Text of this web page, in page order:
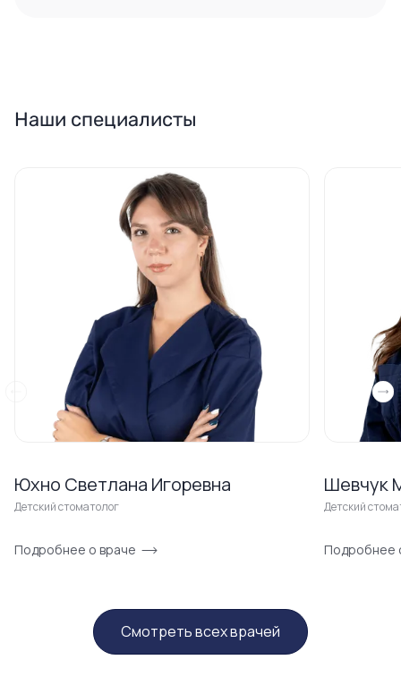
Наши специалисты
Юхно Светлана Игоревна
Детский стоматолог
Подробнее о враче
Шевчук
Детский
Подробнее
Смотреть всех врачей